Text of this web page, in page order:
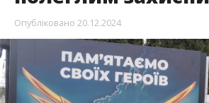
Опубліковано 20.12.2024